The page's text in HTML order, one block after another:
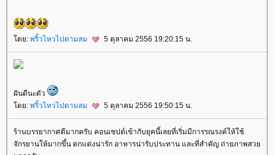
ดย: พริ้วไหวไปตามลม 5 ตุลาคม 2556 19:20:15 น.
ฝันดีนะตัว
ดย: พริ้วไหวไปตามลม 5 ตุลาคม 2556 19:50:15 น.
ร้านบรรยากาศดีมากครับ คอนเซปต์เข้ากับยุคนี้เลยที่เริ่มมีการรณรงค์ให้ใช้
จักรยานให้มากขึ้น ตกแต่งน่ารัก อาหารน่ารับประทาน และที่สำคัญ ถ่ายภาพสว